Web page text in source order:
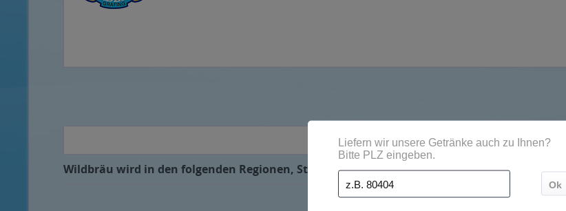
Wildbräu wird in den folgenden Regionen, Städten, Orten und Postleitzahl-Gebieten geliefert